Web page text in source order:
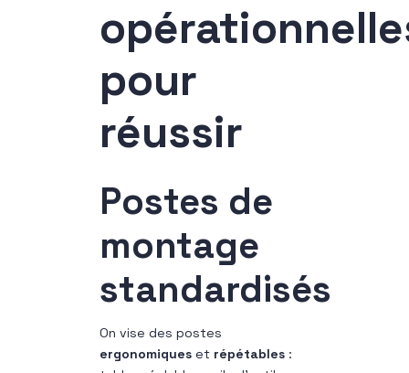
pour
réussir
Postes de
montage
standardisés
On vise des postes
ergonomiques et répétables :